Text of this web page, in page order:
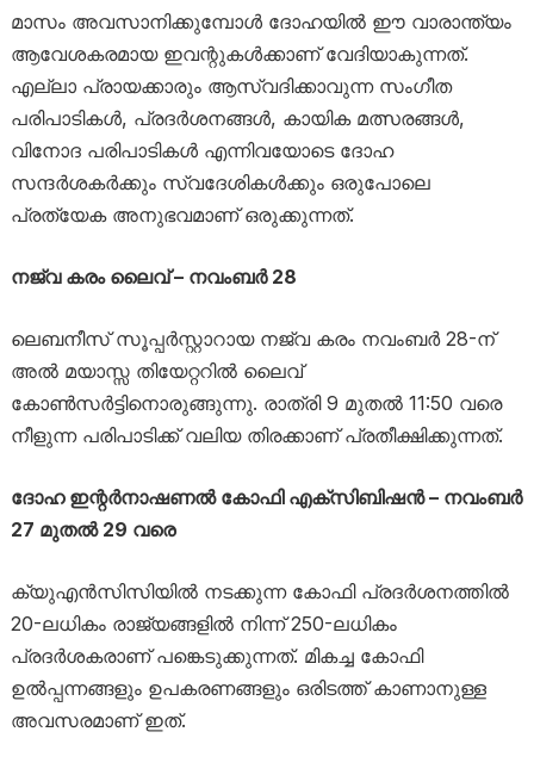
മാസം അവസാനിക്കുമ്പോൾ ദോഹയിൽ ഈ വാരാന്ത്യം
ആവേശകരമായ ഇവന്റുകൾക്കാണ് വേദിയാകുന്നത്.
എല്ലാ പ്രായക്കാരും ആസ്വദിക്കാവുന്ന സംഗീത
പരിപാടികൾ, പ്രദർശനങ്ങൾ, കായിക മത്സരങ്ങൾ,
വിനോദ പരിപാടികൾ എന്നിവയോടെ ദോഹ
സന്ദർശകർക്കും സ്വദേശികൾക്കും ഒരുപോലെ
പ്രത്യേക അനുഭവമാണ് ഒരുക്കുന്നത്.
നജ്‌വ കരം ലൈവ് – നവംബർ 28
ലെബനീസ് സൂപ്പർസ്റ്റാറായ നജ്‌വ കരം നവംബർ 28-ന്
അൽ മയാസ്സ തിയേറ്ററിൽ ലൈവ്
കോൺസർട്ടിനൊരുങ്ങുന്നു. രാത്രി 9 മുതൽ 11:50 വരെ
നീളുന്ന പരിപാടിക്ക് വലിയ തിരക്കാണ് പ്രതീക്ഷിക്കുന്നത്.
ദോഹ ഇന്റർനാഷണൽ കോഫി എക്സിബിഷൻ – നവംബർ
27 മുതൽ 29 വരെ
ക്യുഎൻസിസിയിൽ നടക്കുന്ന കോഫി പ്രദർശനത്തിൽ
20-ലധികം രാജ്യങ്ങളിൽ നിന്ന് 250-ലധികം
പ്രദർശകരാണ് പങ്കെടുക്കുന്നത്. മികച്ച കോഫി
ഉൽപ്പന്നങ്ങളും ഉപകരണങ്ങളും ഒരിടത്ത് കാണാനുള്ള
അവസരമാണ് ഇത്.